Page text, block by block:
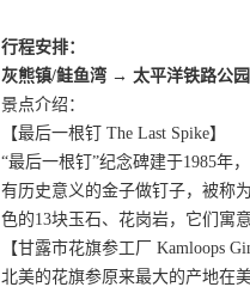
行程安排：
灰熊镇/鲑鱼湾 → 太平洋铁路公园
景点介绍：
【最后一根钉 The Last Spike】
“最后一根钉”纪念碑建于1985年
有历史意义的金子做钉子，被称
色的13块玉石、花岗岩，它们寓
【甘露市花旗参工厂 Kamloops
北美的花旗参原来最大的产地在